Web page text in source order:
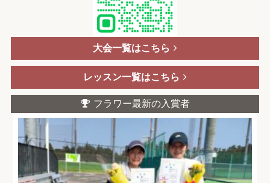
大会一覧はこちら
レッスン一覧はこちら
フラワー最新の入賞者